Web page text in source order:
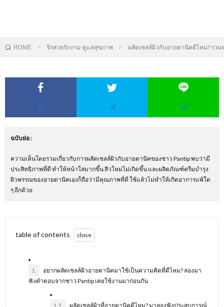
HOME รักสวยรักงาม-ดูแลสุขภาพ ผลัดเซลล์ผิวกับอายตานิคดีไหม? รว
ฉบับย่อ:
ความเห็นโดยรวมเกี่ยวกับการผลัดเซลล์ผิวกับอายตานิคของชาว Pantip พบว่ามี
ประสิทธิภาพที่ดี ทำให้หน้าใสมากขึ้น สิวใหม่ไม่เกิดขึ้น และผลิตภัณฑ์ครีมบำรุง
ผิวพรรณของอายตานิคเองก็ถือว่ามีคุณภาพที่ดี ใช้แล้วไม่ทำให้เกิดอาการแพ้ใด
ๆ อีกด้วย
table of contents
1.
อยากผลัดเซลล์ผิวอายตานิคมาใช้เป็นความคิดที่ดีไหม? ลองมา
ฟังคำตอบจากชาว Pantip เคยใช้งานมาก่อนกัน
1.1.
ผลัดเซลล์ผิวที่อายตานิคดีไหม? มาลองฟังประสบการณ์